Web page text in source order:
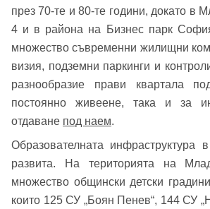
през 70-те и 80-те години, докато в
4 и в района на Бизнес парк
множество съвременни жилищни
визия, подземни паркинги и
разнообразие прави квартала
постоянно живеене, така и за
отдаване под наем.
Образователната инфраструктура
развита. На територията на
множество общински детски
които 125 СУ „Боян Пенев“, 144 СУ